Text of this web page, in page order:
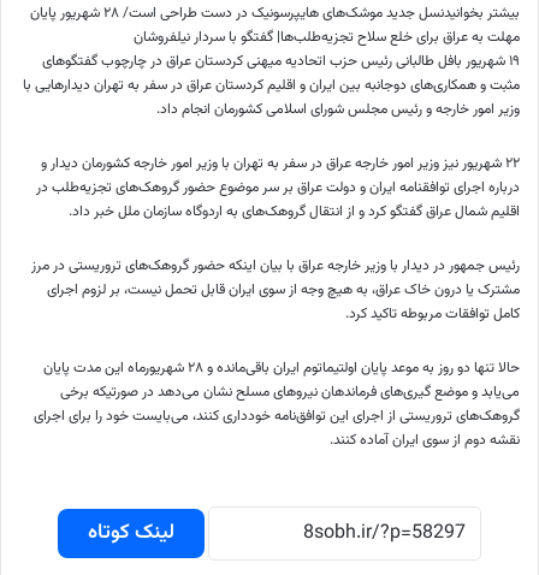
بیشتر بخوانیدنسل جدید موشک‌های هایپرسونیک در دست طراحی است/ ۲۸ شهریور پایان
مهلت به عراق برای خلع سلاح تجزیه‌طلب‌ها| گفتگو با سردار نیلفروشان
۱۹ شهریور بافل طالبانی رئیس حزب اتحادیه میهنی کردستان عراق در چارچوب گفتگو‌های
مثبت و همکاری‌های دوجانبه بین ایران و اقلیم کردستان عراق در سفر به تهران دیدار‌هایی با
وزیر امور خارجه و رئیس مجلس شورای اسلامی کشورمان انجام داد.
۲۲ شهریور نیز وزیر امور خارجه عراق در سفر به تهران با وزیر امور خارجه کشورمان دیدار و
درباره اجرای توافقنامه ایران و دولت عراق بر سر موضوع حضور گروهک‌های تجزیه‌طلب در
اقلیم شمال عراق گفتگو کرد و از انتقال گروهک‌های به اردوگاه سازمان ملل خبر داد.
رئیس جمهور در دیدار با وزیر خارجه عراق با بیان اینکه حضور گروهک‌های تروریستی در مرز
مشترک یا درون خاک عراق، به هیچ وجه از سوی ایران قابل تحمل نیست، بر لزوم اجرای
کامل توافقات مربوطه تاکید کرد.
حالا تنها دو روز به موعد پایان اولتیماتوم ایران باقی‌مانده و ۲۸ شهریورماه این مدت پایان
می‌یابد و موضع گیری‌های فرماندهان نیرو‌های مسلح نشان می‌دهد در صورتیکه برخی
گروهک‌های تروریستی از اجرای این توافق‌نامه خودداری کنند، می‌بایست خود را برای اجرای
نقشه دوم از سوی ایران آماده کنند.
لینک کوتاه